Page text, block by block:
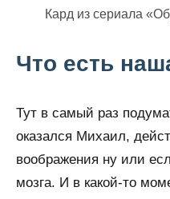
Кард из сериала
Что есть
Тут в самый раз
оказался Михаил,
воображения ну или
мозга. И в какой-то